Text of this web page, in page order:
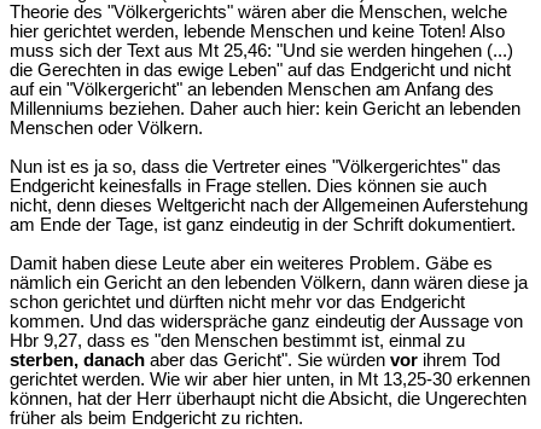
Theorie des "Völkergerichts" wären aber die Menschen, welche
hier gerichtet werden, lebende Menschen und keine Toten! Also
muss sich der Text aus Mt 25,46: "Und sie werden hingehen (...)
die Gerechten in das ewige Leben" auf das Endgericht und nicht
auf ein "Völkergericht" an lebenden Menschen am Anfang des
Millenniums beziehen. Daher auch hier: kein Gericht an lebenden
Menschen oder Völkern.
Nun ist es ja so, dass die Vertreter eines "Völkergerichtes" das
Endgericht keinesfalls in Frage stellen. Dies können sie auch
nicht, denn dieses Weltgericht nach der Allgemeinen Auferstehung
am Ende der Tage, ist ganz eindeutig in der Schrift dokumentiert.
Damit haben diese Leute aber ein weiteres Problem. Gäbe es
nämlich ein Gericht an den lebenden Völkern, dann wären diese ja
schon gerichtet und dürften nicht mehr vor das Endgericht
kommen. Und das widerspräche ganz eindeutig der Aussage von
Hbr 9,27, dass es "den Menschen bestimmt ist, einmal zu
sterben, danach aber das Gericht". Sie würden vor ihrem Tod
gerichtet werden. Wie wir aber hier unten, in Mt 13,25-30 erkennen
können, hat der Herr überhaupt nicht die Absicht, die Ungerechten
früher als beim Endgericht zu richten.